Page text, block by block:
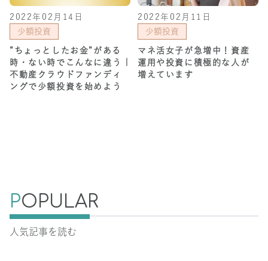
2022年02月14日
少額投資
”ちょっとしたお金”がある
時・ない時でこんなに違う |
不動産クラウドファンディ
ングで少額投資を始めよう
2022年02月11日
少額投資
マネ活女子が急増中！資産
運用や投資に積極的な人が
増えています
POPULAR
人気記事を読む